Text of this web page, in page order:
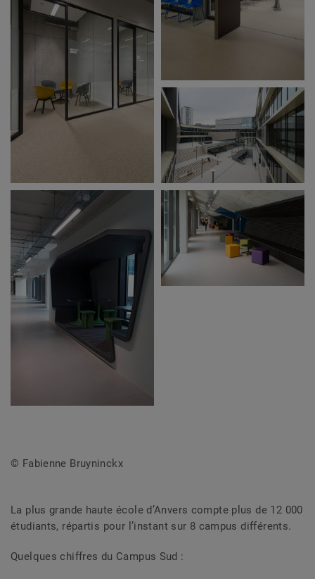
© Fabienne Bruyninckx
La plus grande haute école d’Anvers compte plus de 12 000
étudiants, répartis pour l’instant sur 8 campus différents.
Quelques chiffres du Campus Sud :